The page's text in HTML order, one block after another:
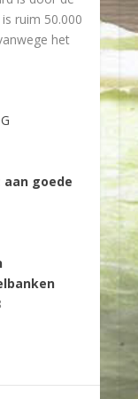
ruim 50.000
het
goede